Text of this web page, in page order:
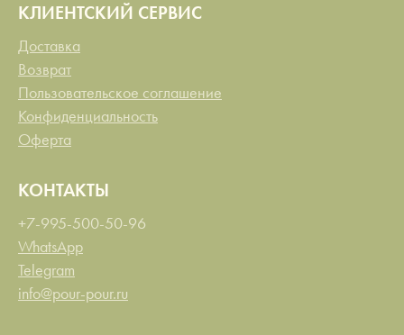
КЛИЕНТСКИЙ СЕРВИС
Доставка
Возврат
Пользовательское соглашение
Конфиденциальность
Оферта
КОНТАКТЫ
+7-995-500-50-96
WhatsApp
Telegram
info@pour-pour.ru